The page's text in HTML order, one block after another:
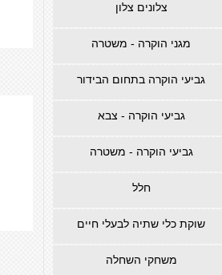
צלונים צלון
מגני הוקרה - משטרה
גביעי הוקרה בתחום הבידור
גביעי הוקרה - צבא
גביעי הוקרה - משטרה
חלל
שוקת כלי שתיה לבעלי חיים
משחקי השחלה